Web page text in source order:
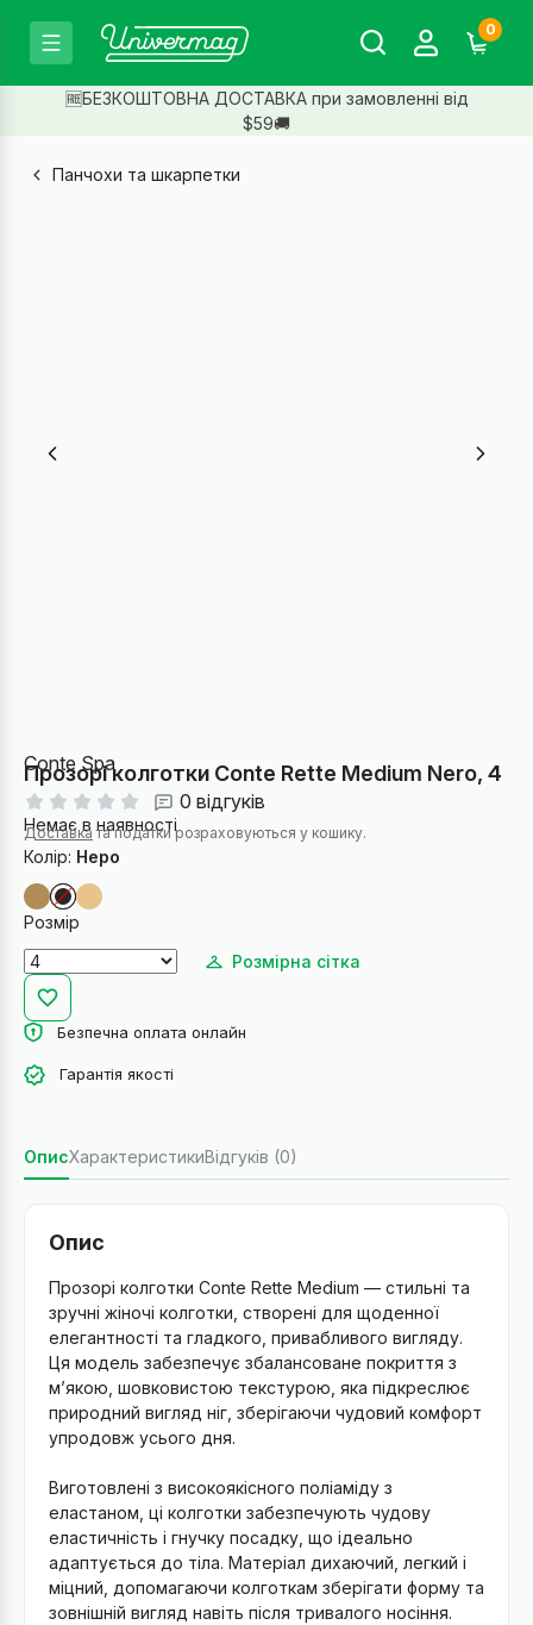
0
🆓БЕЗКОШТОВНА ДОСТАВКА при замовленні від
$59🚚
Панчохи та шкарпетки
Conte Spa
Прозорі колготки Conte Rette Medium Nero, 4
0 відгуків
Немає в наявності
Доставка та податки розраховуються у кошику.
Колір: Неро
Розмір
Розмірна сітка
Безпечна оплата онлайн
Гарантія якості
ОписХарактеристикиВідгуків (0)
Опис
Прозорі колготки Conte Rette Medium — стильні та
зручні жіночі колготки, створені для щоденної
елегантності та гладкого, привабливого вигляду.
Ця модель забезпечує збалансоване покриття з
м’якою, шовковистою текстурою, яка підкреслює
природний вигляд ніг, зберігаючи чудовий комфорт
упродовж усього дня.
Виготовлені з високоякісного поліаміду з
еластаном, ці колготки забезпечують чудову
еластичність і гнучку посадку, що ідеально
адаптується до тіла. Матеріал дихаючий, легкий і
міцний, допомагаючи колготкам зберігати форму та
зовнішній вигляд навіть після тривалого носіння.